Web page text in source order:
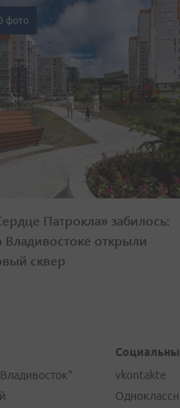
фото
Патрокла» забилось:
Владивостоке открыли
сквер
vkontakte